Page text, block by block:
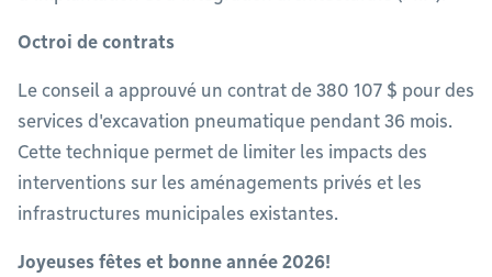
Octroi de contrats
Le conseil a approuvé un contrat de 380 107 $ pour des
services d'excavation pneumatique pendant 36 mois.
Cette technique permet de limiter les impacts des
interventions sur les aménagements privés et les
infrastructures municipales existantes.
Joyeuses fêtes et bonne année 2026!